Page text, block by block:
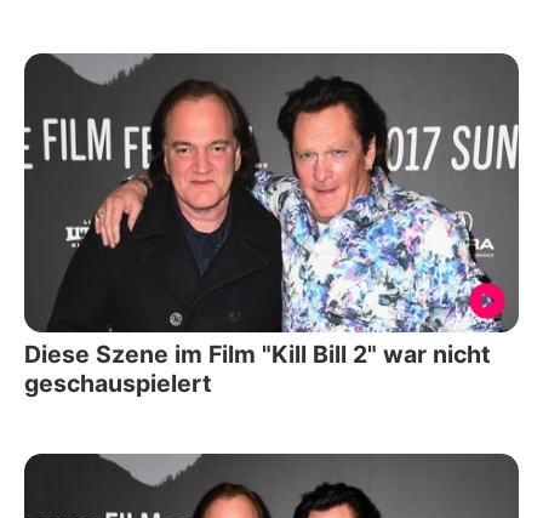
Diese Szene im Film "Kill Bill 2" war nicht
geschauspielert